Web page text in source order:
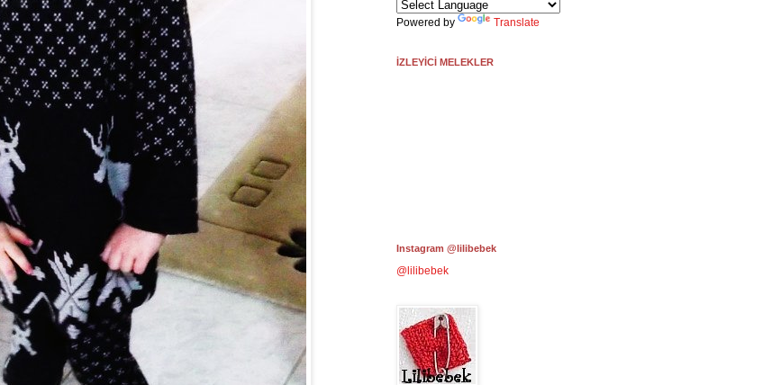
Powered by Translate
İZLEYİCİ MELEKLER
Instagram @lilibebek
@lilibebek